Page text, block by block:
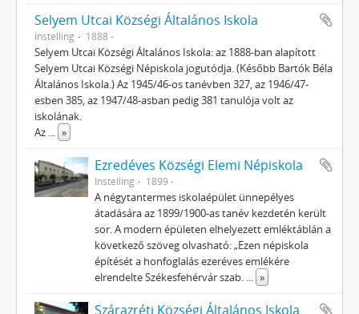
Selyem Utcai Községi Általános Iskola
Instelling 1888 -
Selyem Utcai Községi Általános Iskola: az 1888-ban alapított
Selyem Utcai Községi Népiskola jogutódja. (Később Bartók Béla
Általános Iskola.) Az 1945/46-os tanévben 327, az 1946/47-
esben 385, az 1947/48-asban pedig 381 tanulója volt az
iskolának.
Az ... »
Ezredéves Községi Elemi Népiskola
Instelling 1899 -
A négytantermes iskolaépület ünnepélyes
átadására az 1899/1900-as tanév kezdetén került
sor. A modern épületen elhelyezett emléktáblán a
következő szöveg olvasható: „Ezen népiskola
építését a honfoglalás ezeréves emlékére
elrendelte Székesfehérvár szab. ... »
Szárazréti Községi Általános Iskola